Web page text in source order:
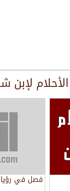
لإبن
فصل في رؤيا